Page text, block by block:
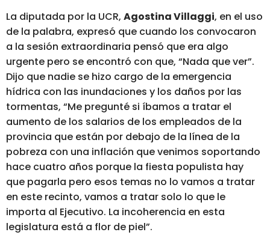
La diputada por la UCR, Agostina Villaggi, en el uso
de la palabra, expresó que cuando los convocaron
a la sesión extraordinaria pensó que era algo
urgente pero se encontró con que, “Nada que ver”.
Dijo que nadie se hizo cargo de la emergencia
hídrica con las inundaciones y los daños por las
tormentas, “Me pregunté si íbamos a tratar el
aumento de los salarios de los empleados de la
provincia que están por debajo de la línea de la
pobreza con una inflación que venimos soportando
hace cuatro años porque la fiesta populista hay
que pagarla pero esos temas no lo vamos a tratar
en este recinto, vamos a tratar solo lo que le
importa al Ejecutivo. La incoherencia en esta
legislatura está a flor de piel”.